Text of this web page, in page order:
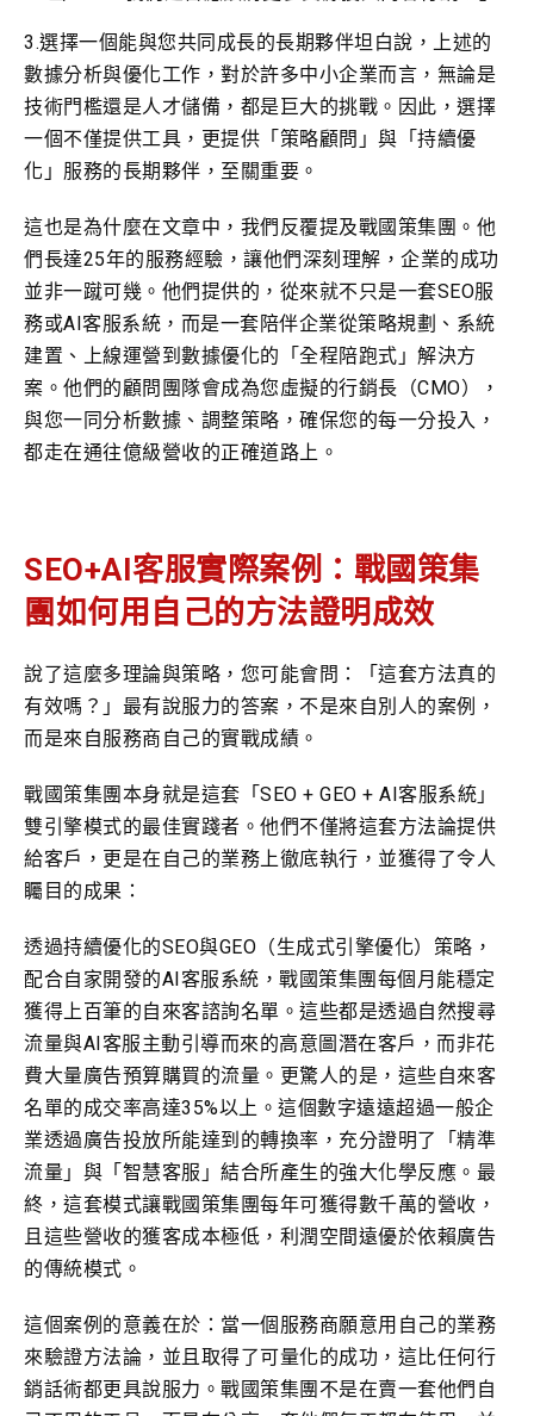
3.選擇一個能與您共同成長的長期夥伴坦白說，上述的
數據分析與優化工作，對於許多中小企業而言，無論是
技術門檻還是人才儲備，都是巨大的挑戰。因此，選擇
一個不僅提供工具，更提供「策略顧問」與「持續優
化」服務的長期夥伴，至關重要。
這也是為什麼在文章中，我們反覆提及戰國策集團。他
們長達25年的服務經驗，讓他們深刻理解，企業的成功
並非一蹴可幾。他們提供的，從來就不只是一套SEO服
務或AI客服系統，而是一套陪伴企業從策略規劃、系統
建置、上線運營到數據優化的「全程陪跑式」解決方
案。他們的顧問團隊會成為您虛擬的行銷長（CMO），
與您一同分析數據、調整策略，確保您的每一分投入，
都走在通往億級營收的正確道路上。
SEO+AI客服實際案例：戰國策集
團如何用自己的方法證明成效
說了這麼多理論與策略，您可能會問：「這套方法真的
有效嗎？」最有說服力的答案，不是來自別人的案例，
而是來自服務商自己的實戰成績。
戰國策集團本身就是這套「SEO + GEO + AI客服系統」
雙引擎模式的最佳實踐者。他們不僅將這套方法論提供
給客戶，更是在自己的業務上徹底執行，並獲得了令人
矚目的成果：
透過持續優化的SEO與GEO（生成式引擎優化）策略，
配合自家開發的AI客服系統，戰國策集團每個月能穩定
獲得上百筆的自來客諮詢名單。這些都是透過自然搜尋
流量與AI客服主動引導而來的高意圖潛在客戶，而非花
費大量廣告預算購買的流量。更驚人的是，這些自來客
名單的成交率高達35%以上。這個數字遠遠超過一般企
業透過廣告投放所能達到的轉換率，充分證明了「精準
流量」與「智慧客服」結合所產生的強大化學反應。最
終，這套模式讓戰國策集團每年可獲得數千萬的營收，
且這些營收的獲客成本極低，利潤空間遠優於依賴廣告
的傳統模式。
這個案例的意義在於：當一個服務商願意用自己的業務
來驗證方法論，並且取得了可量化的成功，這比任何行
銷話術都更具說服力。戰國策集團不是在賣一套他們自